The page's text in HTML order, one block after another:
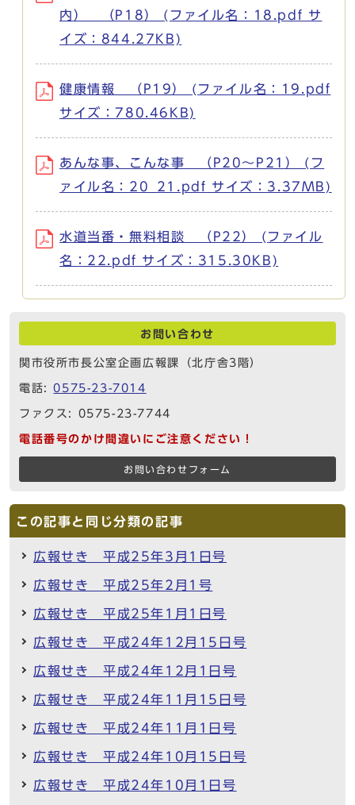
内） （P18） (ファイル名：18.pdf サ
イズ：844.27KB)
健康情報 （P19） (ファイル名：19.pdf
サイズ：780.46KB)
あんな事、こんな事 （P20～P21） (フ
ァイル名：20_21.pdf サイズ：3.37MB)
水道当番・無料相談 （P22） (ファイル
名：22.pdf サイズ：315.30KB)
お問い合わせ
関市役所市長公室企画広報課（北庁舎3階）
電話:0575-23-7014
ファクス: 0575-23-7744
電話番号のかけ間違いにご注意ください！
お問い合わせフォーム
この記事と同じ分類の記事
広報せき 平成25年3月1日号
広報せき 平成25年2月1号
広報せき 平成25年1月1日号
広報せき 平成24年12月15日号
広報せき 平成24年12月1日号
広報せき 平成24年11月15日号
広報せき 平成24年11月1日号
広報せき 平成24年10月15日号
広報せき 平成24年10月1日号